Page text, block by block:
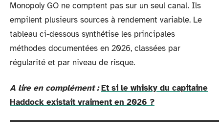
Monopoly GO ne comptent pas sur un seul canal. Ils
empilent plusieurs sources à rendement variable. Le
tableau ci-dessous synthétise les principales
méthodes documentées en 2026, classées par
régularité et par niveau de risque.
A lire en complément : Et si le whisky du capitaine
Haddock existait vraiment en 2026 ?